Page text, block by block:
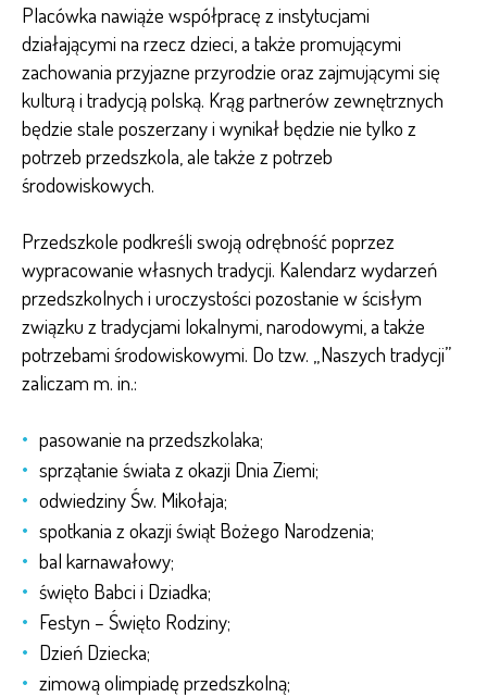
Placówka nawiąże współpracę z instytucjami
działającymi na rzecz dzieci, a także promującymi
zachowania przyjazne przyrodzie oraz zajmującymi się
kulturą i tradycją polską. Krąg partnerów zewnętrznych
będzie stale poszerzany i wynikał będzie nie tylko z
potrzeb przedszkola, ale także z potrzeb
środowiskowych.
Przedszkole podkreśli swoją odrębność poprzez
wypracowanie własnych tradycji. Kalendarz wydarzeń
przedszkolnych i uroczystości pozostanie w ścisłym
związku z tradycjami lokalnymi, narodowymi, a także
potrzebami środowiskowymi. Do tzw. „Naszych tradycji”
zaliczam m. in.:
pasowanie na przedszkolaka;
sprzątanie świata z okazji Dnia Ziemi;
odwiedziny Św. Mikołaja;
spotkania z okazji świąt Bożego Narodzenia;
bal karnawałowy;
święto Babci i Dziadka;
Festyn – Święto Rodziny;
Dzień Dziecka;
zimową olimpiadę przedszkolną;